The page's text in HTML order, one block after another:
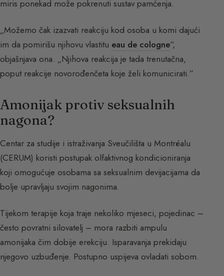
miris ponekad može pokrenuti sustav pamćenja.
„Možemo čak izazvati reakciju kod osoba u komi dajući
im da pomirišu njihovu vlastitu eau de cologne“,
objašnjava ona. „Njihova reakcija je tada trenutačna,
poput reakcije novorođenčeta koje želi komunicirati.”
Amonijak protiv seksualnih
nagona?
Centar za studije i istraživanja Sveučilišta u Montréalu
(CERUM) koristi postupak olfaktivnog kondicioniranja
koji omogućuje osobama sa seksualnim devijacijama da
bolje upravljaju svojim nagonima.
Tijekom terapije koja traje nekoliko mjeseci, pojedinac –
često povratni silovatelj – mora razbiti ampulu
amonijaka čim dobije erekciju. Isparavanja prekidaju
njegovo uzbuđenje. Postupno uspijeva ovladati sobom.